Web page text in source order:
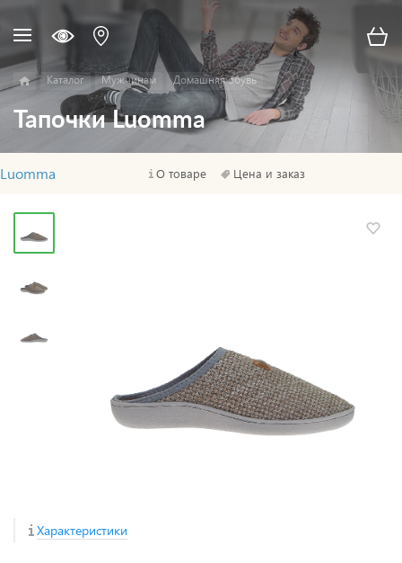
Каталог Мужчинам Домашняя обувь
Тапочки Luomma
Luomma О товаре Цена и заказ
Характеристики